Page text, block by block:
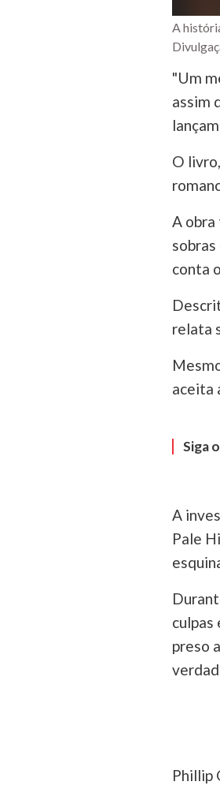
A
"Um
assim
O
A obra
conta
relata
aceita
Siga
A
Pale
culpas
preso
Phillip